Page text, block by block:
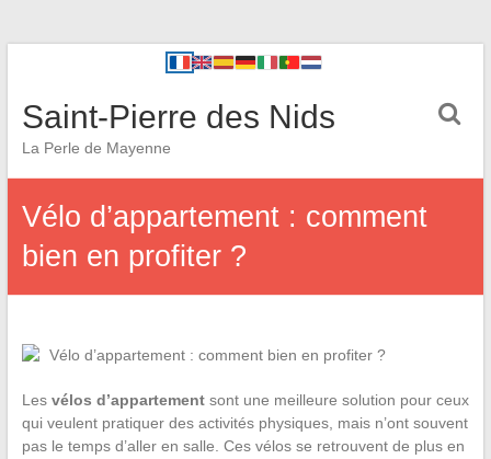
Saint-Pierre des Nids
La Perle de Mayenne
Vélo d’appartement : comment
bien en profiter ?
Les vélos d’appartementsont une meilleure solution pour ceux
qui veulent pratiquer des activités physiques, mais n’ont souvent
pas le temps d’aller en salle. Ces vélos se retrouvent de plus en